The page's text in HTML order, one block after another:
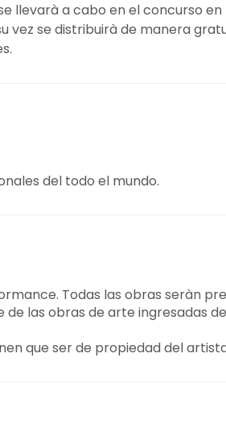
llevarà a cabo en el concurso en
vez se distribuirà de manera
del todo el mundo.
Todas las obras seràn
las obras de arte ingresadas
que ser de propiedad del